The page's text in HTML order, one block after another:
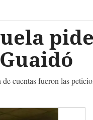
cuentas fueron las